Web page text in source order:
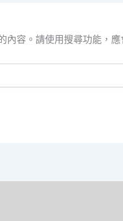
內容。請使用搜尋功能，應